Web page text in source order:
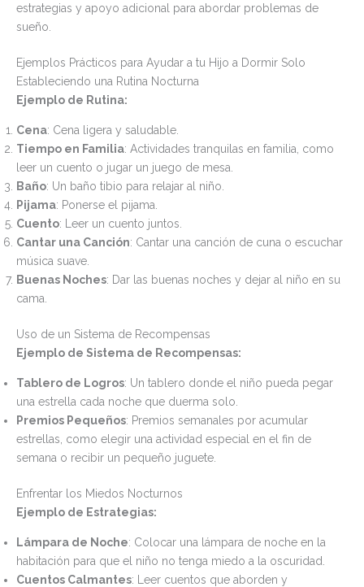
estrategias y apoyo adicional para abordar problemas de
sueño.
Ejemplos Prácticos para Ayudar a tu Hijo a Dormir Solo
Estableciendo una Rutina Nocturna
Ejemplo de Rutina:
Cena: Cena ligera y saludable.
Tiempo en Familia: Actividades tranquilas en familia, como
leer un cuento o jugar un juego de mesa.
Baño: Un baño tibio para relajar al niño.
Pijama: Ponerse el pijama.
Cuento: Leer un cuento juntos.
Cantar una Canción: Cantar una canción de cuna o escuchar
música suave.
Buenas Noches: Dar las buenas noches y dejar al niño en su
cama.
Uso de un Sistema de Recompensas
Ejemplo de Sistema de Recompensas:
Tablero de Logros: Un tablero donde el niño pueda pegar
una estrella cada noche que duerma solo.
Premios Pequeños: Premios semanales por acumular
estrellas, como elegir una actividad especial en el fin de
semana o recibir un pequeño juguete.
Enfrentar los Miedos Nocturnos
Ejemplo de Estrategias:
Lámpara de Noche: Colocar una lámpara de noche en la
habitación para que el niño no tenga miedo a la oscuridad.
Cuentos Calmantes: Leer cuentos que aborden y